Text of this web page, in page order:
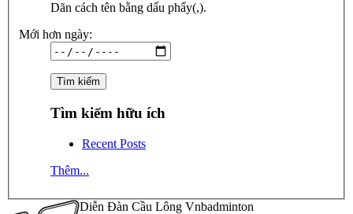
Dãn cách tên bằng dấu phẩy(,).
Mới hơn ngày:
Tìm kiếm hữu ích
Recent Posts
Thêm...
Diễn Đàn Cầu Lông Vnbadminton